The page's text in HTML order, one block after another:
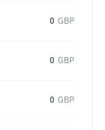
0 GBP
0 GBP
0 GBP